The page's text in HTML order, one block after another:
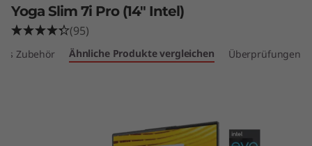
m
7
Yoga Slim 7i Pro (14" Intel)
(95)
Zubehör Ähnliche Produkte vergleichen Überprüfungen